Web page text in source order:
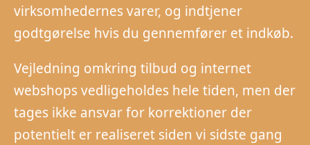
virksomhedernes varer, og indtjener
godtgørelse hvis du gennemfører et indkøb.
Vejledning omkring tilbud og internet
webshops vedligeholdes hele tiden, men der
tages ikke ansvar for korrektioner der
potentielt er realiseret siden vi sidste gang